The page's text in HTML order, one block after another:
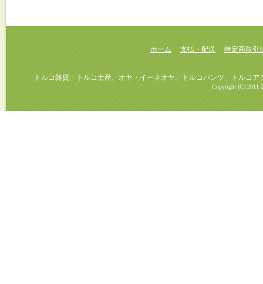
ホーム 支払・配送 特定商取引
トルコ雑貨、トルコ土産、オヤ・イーネオヤ、トルコパンツ、トルコアク
Copyright (C) 2011-